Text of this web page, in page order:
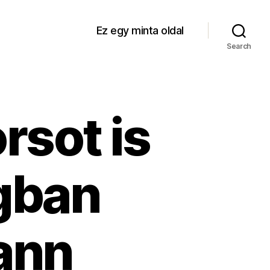
Ez egy minta oldal
Search
is